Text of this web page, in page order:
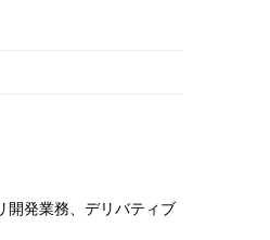
開発業務、デリバティブ